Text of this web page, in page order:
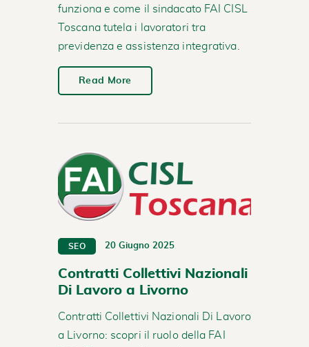
funziona e come il sindacato FAI CISL
Toscana tutela i lavoratori tra
previdenza e assistenza integrativa.
Read More
SEO 20 Giugno 2025
Contratti Collettivi Nazionali
Di Lavoro a Livorno
Contratti Collettivi Nazionali Di Lavoro
a Livorno: scopri il ruolo della FAI